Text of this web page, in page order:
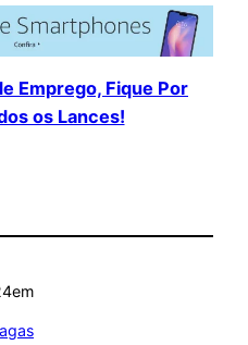
Emprego, Fique Por
os Lances!
em